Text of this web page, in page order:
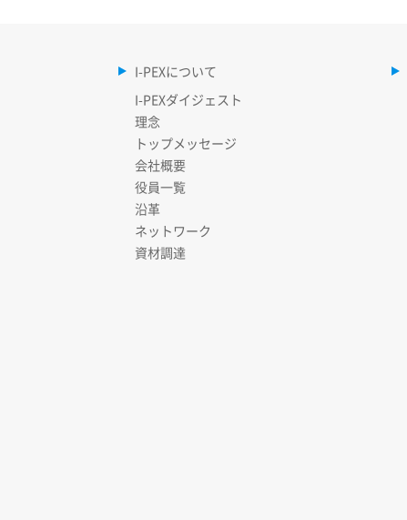
I-PEXについて
I-PEXダイジェスト
理念
トップメッセージ
会社概要
役員一覧
沿革
ネットワーク
資材調達